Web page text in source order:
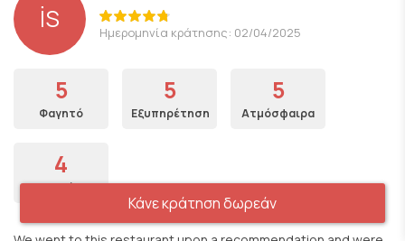
İS Ημερομηνία κράτησης: 02/04/2025
5
Φαγητό
5
Εξυπηρέτηση
5
Ατμόσφαιρα
4
Τιμή
Κάνε κράτηση δωρεάν